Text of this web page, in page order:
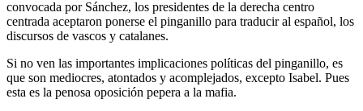
convocada por Sánchez, los presidentes de la derecha centro
centrada aceptaron ponerse el pinganillo para traducir al español, los
discursos de vascos y catalanes.
Si no ven las importantes implicaciones políticas del pinganillo, es
que son mediocres, atontados y acomplejados, excepto Isabel. Pues
esta es la penosa oposición pepera a la mafia.